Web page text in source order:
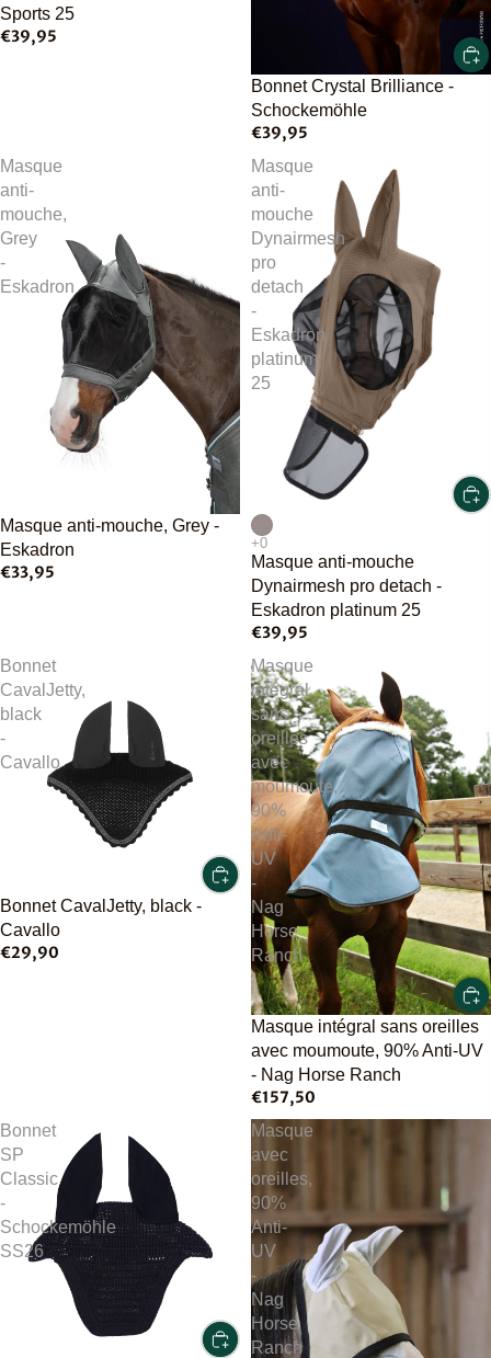
Sports 25
€39,95
Bonnet Crystal Brilliance -
Schockemöhle
€39,95
Masque
anti-
mouche,
Grey
-
Eskadron
Épuisé
Masque anti-mouche, Grey -
Eskadron
€33,95
Masque
anti-
mouche
Dynairmesh
pro
detach
-
Eskadron
platinum
25
Masque anti-mouche
Dynairmesh pro detach -
Eskadron platinum 25
€39,95
Bonnet
CavalJetty,
black
-
Cavallo
Bonnet CavalJetty, black -
Cavallo
€29,90
Masque
intégral
sans
oreilles
avec
moumoute,
90%
Anti-
UV
-
Nag
Horse
Ranch
Masque intégral sans oreilles
avec moumoute, 90% Anti-UV
- Nag Horse Ranch
€157,50
Bonnet
SP
Classic
-
Schockemöhle
SS26
Masque
avec
oreilles,
90%
Anti-
UV
-
Nag
Horse
Ranch